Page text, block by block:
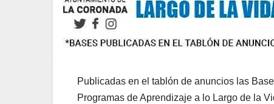
Publicadas en el tablón de anuncios las
Programas de Aprendizaje a lo Largo de la